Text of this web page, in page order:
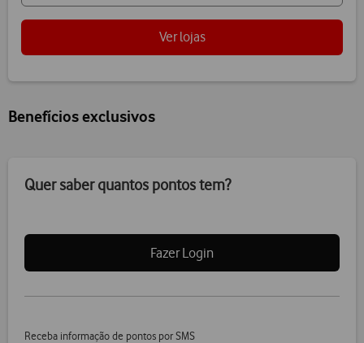
Ver lojas
Benefícios exclusivos
Quer saber quantos pontos tem?
Fazer Login
Receba informação de pontos por SMS